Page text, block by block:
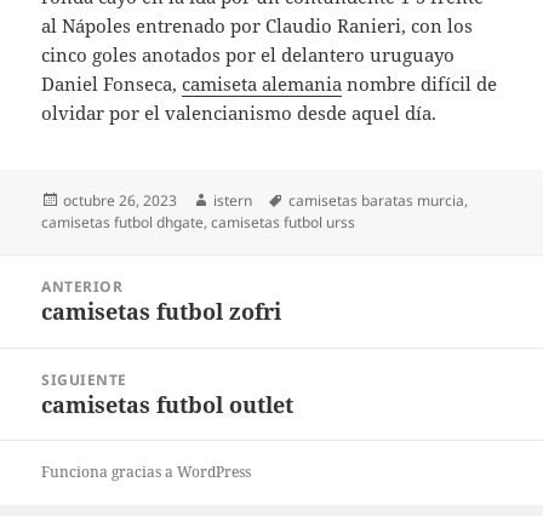
al Nápoles entrenado por Claudio Ranieri, con los
cinco goles anotados por el delantero uruguayo
Daniel Fonseca,camiseta alemania nombre difícil de
olvidar por el valencianismo desde aquel día.
Publicado
el
octubre 26, 2023 Autor
istern Etiquetas
camisetas baratas murcia,
camisetas futbol dhgate,camisetas futbol urss
entradas
ANTERIOR
Entrada
camisetas futbol zofri
SIGUIENTE
Entrada
camisetas futbol outlet
Funciona gracias a WordPress